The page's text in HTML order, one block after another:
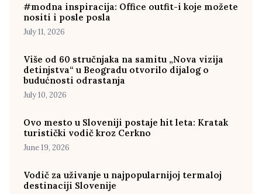
#modna inspiracija: Office outfit-i koje možete
nositi i posle posla
July 11, 2026
Više od 60 stručnjaka na samitu „Nova vizija
detinjstva“ u Beogradu otvorilo dijalog o
budućnosti odrastanja
July 10, 2026
Ovo mesto u Sloveniji postaje hit leta: Kratak
turistički vodič kroz Cerkno
June 19, 2026
Vodič za uživanje u najpopularnijoj termaloj
destinaciji Slovenije